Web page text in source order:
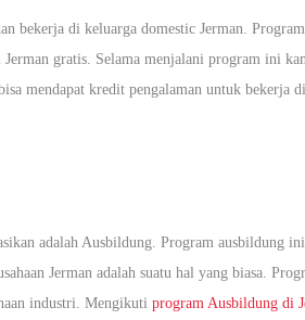
bekerja di keluarga domestic Jerman.
gratis. Selama menjalani program ini
mendapat kredit pengalaman untuk bekerja
adalah Ausbildung. Program ausbildung
Jerman adalah suatu hal yang biasa.
industri. Mengikuti program Ausbildung di